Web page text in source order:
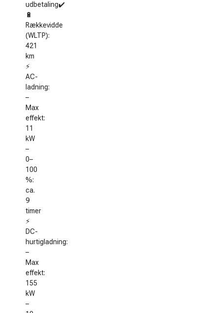
udbetaling✔️
🔋
Rækkevidde
(WLTP):
421
km
⚡
AC-
ladning:
–
Max
effekt:
11
kW
–
0–
100
%:
ca.
9
timer
⚡
DC-
hurtigladning:
–
Max
effekt:
155
kW
–